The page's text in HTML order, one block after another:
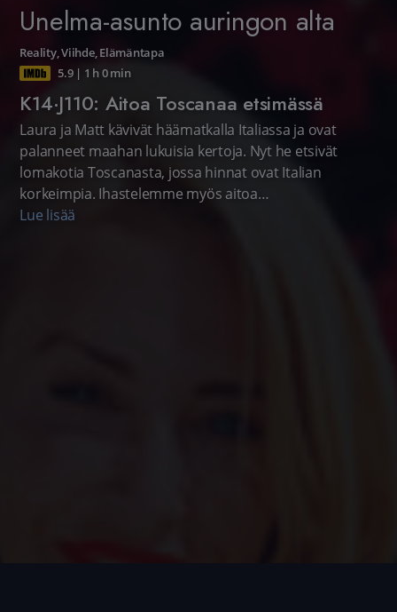
Unelma-asunto auringon alta
Reality,Viihde,Elämäntapa
5.9| 1 h 0 min
K14·J110: Aitoa Toscanaa etsimässä
Laura ja Matt kävivät häämatkalla Italiassa ja ovat
palanneet maahan lukuisia kertoja. Nyt he etsivät
lomakotia Toscanasta, jossa hinnat ovat Italian
korkeimpia. Ihastelemme myös aitoa
toscanalaishuvilaa.
Lue lisää